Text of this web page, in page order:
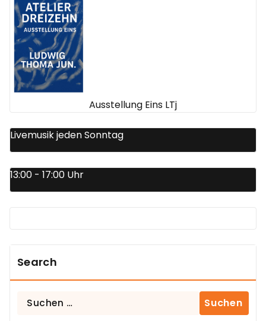
Ausstellung Eins LTj
Livemusik jeden Sonntag
13:00 - 17:00 Uhr
Search
Suchen